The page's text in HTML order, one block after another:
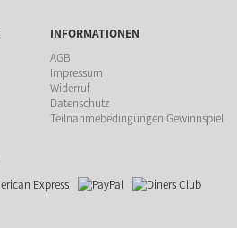
INFORMATIONEN
AGB
Impressum
Widerruf
Datenschutz
Teilnahmebedingungen Gewinnspiel